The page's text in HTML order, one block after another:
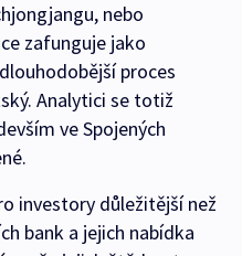
nebo
zafunguje jako
proces
Analytici se totiž
ve Spojených
investory důležitější než
bank a jejich nabídka